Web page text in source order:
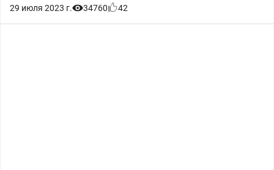
29 июля 2023 г. 34760 42